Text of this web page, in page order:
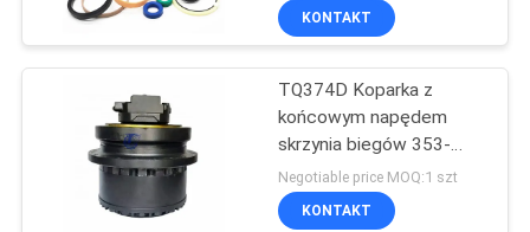
POKAZ
VR
Główny zawór
sterujący koparki
457
KONTAKT
TQ374D Koparka z
końcowym napędem
skrzynia biegów 353-
0606 353-0607 353-
0608 315-4480
Negotiable price MOQ:1 szt
KONTAKT